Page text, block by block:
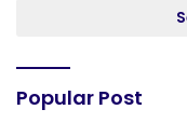
Popular Post